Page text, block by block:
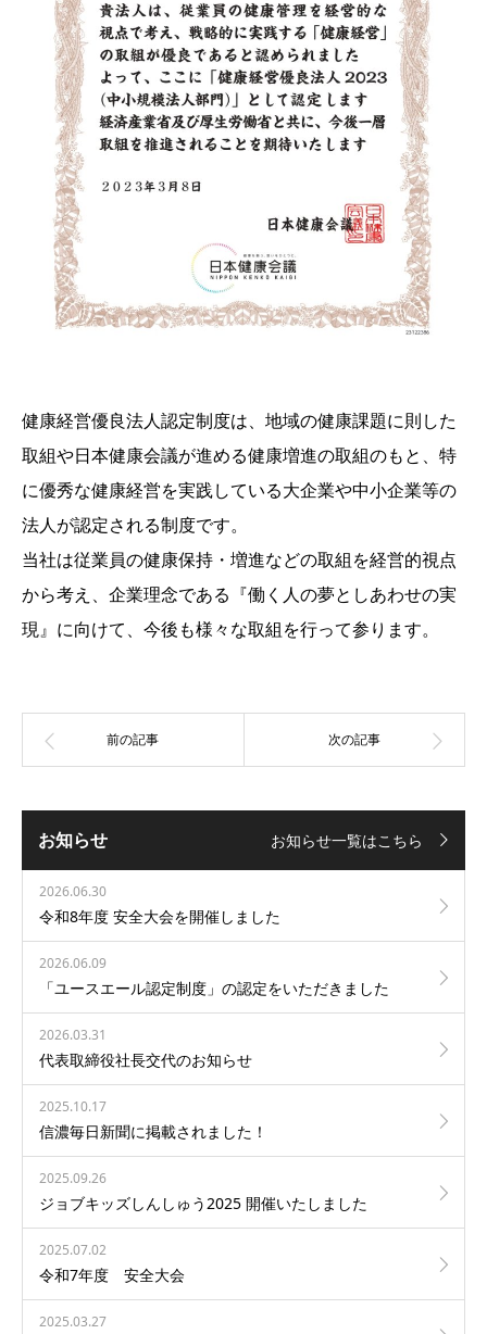
健康経営優良法人認定制度は、地域の健康課題に則した
取組や日本健康会議が進める健康増進の取組のもと、特
に優秀な健康経営を実践している大企業や中小企業等の
法人が認定される制度です。
当社は従業員の健康保持・増進などの取組を経営的視点
から考え、企業理念である『働く人の夢としあわせの実
現』に向けて、今後も様々な取組を行って参ります。
お知らせ お知らせ一覧はこちら
2026.06.30
令和8年度 安全大会を開催しました
2026.06.09
「ユースエール認定制度」の認定をいただきました
2026.03.31
代表取締役社長交代のお知らせ
2025.10.17
信濃毎日新聞に掲載されました！
2025.09.26
ジョブキッズしんしゅう2025 開催いたしました
2025.07.02
令和7年度 安全大会
2025.03.27